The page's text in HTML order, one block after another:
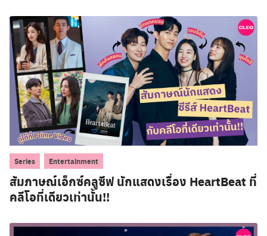
Series Entertainment
สัมภาษณ์เอ็กซ์คลูซีฟ นักแสดงเรื่อง HeartBeat ที่
คลีโอที่เดียวเท่านั้น!!